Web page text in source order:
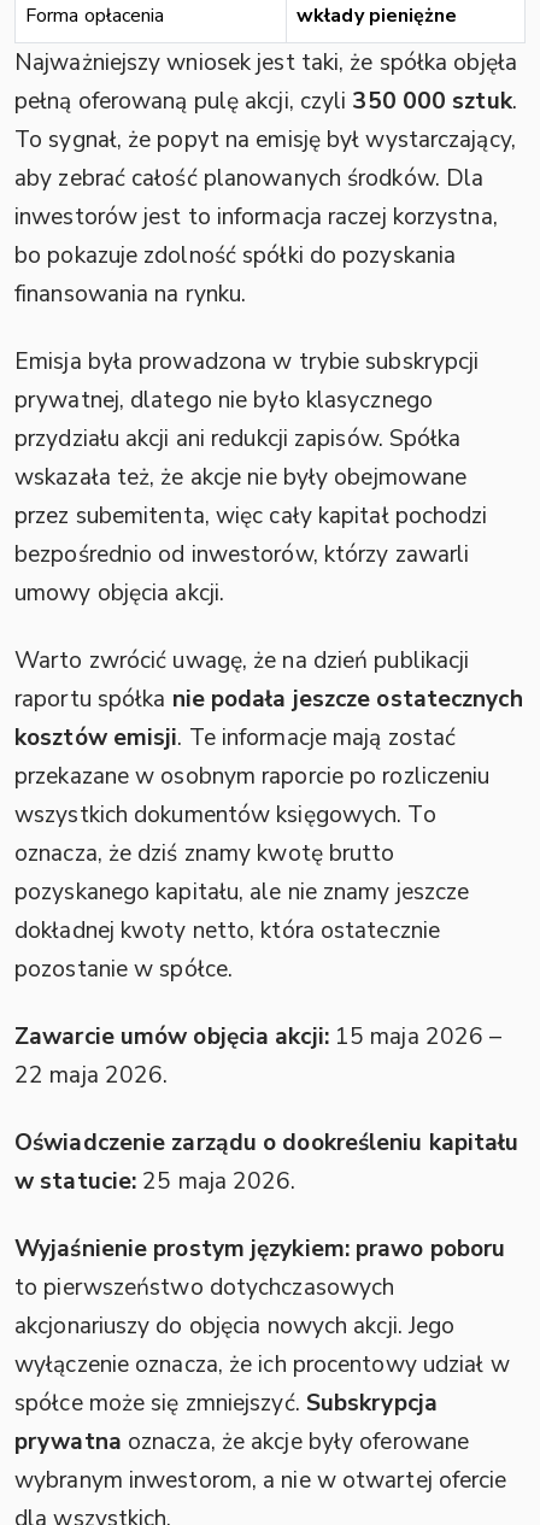
Forma opłacenia
wkłady pieniężne
Najważniejszy wniosek jest taki, że spółka objęła
pełną oferowaną pulę akcji, czyli 350 000 sztuk.
To sygnał, że popyt na emisję był wystarczający,
aby zebrać całość planowanych środków. Dla
inwestorów jest to informacja raczej korzystna,
bo pokazuje zdolność spółki do pozyskania
finansowania na rynku.
Emisja była prowadzona w trybie subskrypcji
prywatnej, dlatego nie było klasycznego
przydziału akcji ani redukcji zapisów. Spółka
wskazała też, że akcje nie były obejmowane
przez subemitenta, więc cały kapitał pochodzi
bezpośrednio od inwestorów, którzy zawarli
umowy objęcia akcji.
Warto zwrócić uwagę, że na dzień publikacji
raportu spółka nie podała jeszcze ostatecznych
kosztów emisji. Te informacje mają zostać
przekazane w osobnym raporcie po rozliczeniu
wszystkich dokumentów księgowych. To
oznacza, że dziś znamy kwotę brutto
pozyskanego kapitału, ale nie znamy jeszcze
dokładnej kwoty netto, która ostatecznie
pozostanie w spółce.
Zawarcie umów objęcia akcji:15 maja 2026 –
22 maja 2026.
Oświadczenie zarządu o dookreśleniu kapitału
w statucie: 25 maja 2026.
Wyjaśnienie prostym językiem: prawo poboru
to pierwszeństwo dotychczasowych
akcjonariuszy do objęcia nowych akcji. Jego
wyłączenie oznacza, że ich procentowy udział w
spółce może się zmniejszyć. Subskrypcja
prywatna oznacza, że akcje były oferowane
wybranym inwestorom, a nie w otwartej ofercie